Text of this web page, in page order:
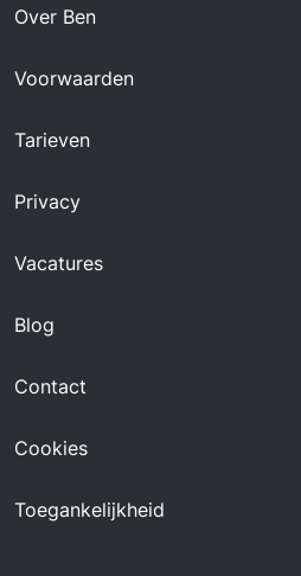
Over Ben
Voorwaarden
Tarieven
Privacy
Vacatures
Blog
Contact
Cookies
Toegankelijkheid